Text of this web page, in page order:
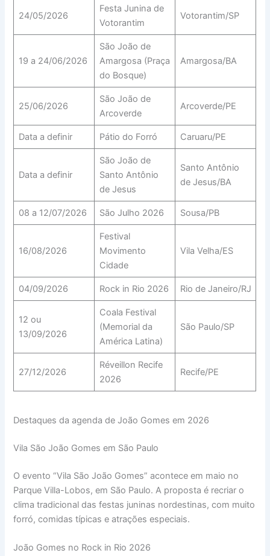
24/05/2026
Festa Junina de
Votorantim
Votorantim/SP
19 a 24/06/2026
São João de
Amargosa (Praça
do Bosque)
Amargosa/BA
25/06/2026
São João de
Arcoverde
Arcoverde/PE
Data a definir Pátio do Forró Caruaru/PE
Data a definir
São João de
Santo Antônio
de Jesus
Santo Antônio
de Jesus/BA
08 a 12/07/2026 São Julho 2026 Sousa/PB
16/08/2026
Festival
Movimento
Cidade
Vila Velha/ES
04/09/2026 Rock in Rio 2026 Rio de Janeiro/RJ
12 ou
13/09/2026
Coala Festival
(Memorial da
América Latina)
São Paulo/SP
27/12/2026
Réveillon Recife
2026
Recife/PE
Destaques da agenda de João Gomes em 2026
Vila São João Gomes em São Paulo
O evento “Vila São João Gomes” acontece em maio no
Parque Villa-Lobos, em São Paulo. A proposta é recriar o
clima tradicional das festas juninas nordestinas, com muito
forró, comidas típicas e atrações especiais.
João Gomes no Rock in Rio 2026